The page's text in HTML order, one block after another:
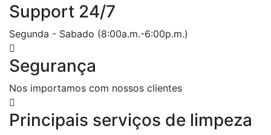
Support 24/7
Segunda - Sabado (8:00a.m.-6:00p.m.)
Segurança
Nos importamos com nossos clientes
Principais serviços de limpeza